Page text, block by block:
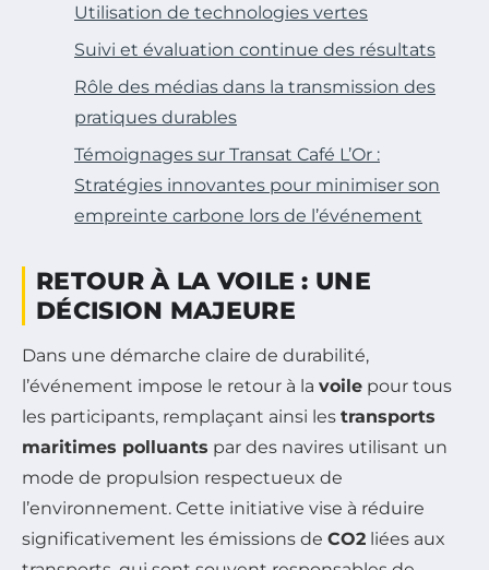
Utilisation de technologies vertes
Suivi et évaluation continue des résultats
Rôle des médias dans la transmission des
pratiques durables
Témoignages sur Transat Café L’Or :
Stratégies innovantes pour minimiser son
empreinte carbone lors de l’événement
RETOUR À LA VOILE : UNE
DÉCISION MAJEURE
Dans une démarche claire de durabilité,
l’événement impose le retour à la voile pour tous
les participants, remplaçant ainsi les transports
maritimes polluants par des navires utilisant un
mode de propulsion respectueux de
l’environnement. Cette initiative vise à réduire
significativement les émissions de CO2 liées aux